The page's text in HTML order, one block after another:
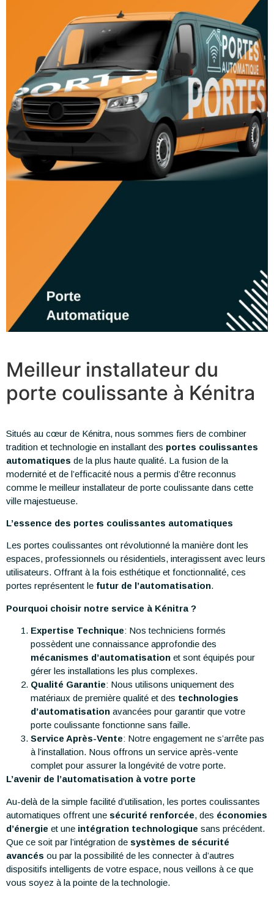
Meilleur installateur du
porte coulissante à Kénitra
Situés au cœur de Kénitra, nous sommes fiers de combiner
tradition et technologie en installant des portes coulissantes
automatiques de la plus haute qualité. La fusion de la
modernité et de l’efficacité nous a permis d’être reconnus
comme le meilleur installateur de porte coulissante dans cette
ville majestueuse.
L’essence des portes coulissantes automatiques
Les portes coulissantes ont révolutionné la manière dont les
espaces, professionnels ou résidentiels, interagissent avec leurs
utilisateurs. Offrant à la fois esthétique et fonctionnalité, ces
portes représentent le futur de l’automatisation.
Pourquoi choisir notre service à Kénitra ?
Expertise Technique: Nos techniciens formés
possèdent une connaissance approfondie des
mécanismes d’automatisation et sont équipés pour
gérer les installations les plus complexes.
Qualité Garantie: Nous utilisons uniquement des
matériaux de première qualité et des technologies
d’automatisation avancées pour garantir que votre
porte coulissante fonctionne sans faille.
Service Après-Vente: Notre engagement ne s’arrête pas
à l’installation. Nous offrons un service après-vente
complet pour assurer la longévité de votre porte.
L’avenir de l’automatisation à votre porte
Au-delà de la simple facilité d’utilisation, les portes coulissantes
automatiques offrent une sécurité renforcée, des économies
d’énergie et une intégration technologique sans précédent.
Que ce soit par l’intégration de systèmes de sécurité
avancés ou par la possibilité de les connecter à d’autres
dispositifs intelligents de votre espace, nous veillons à ce que
vous soyez à la pointe de la technologie.